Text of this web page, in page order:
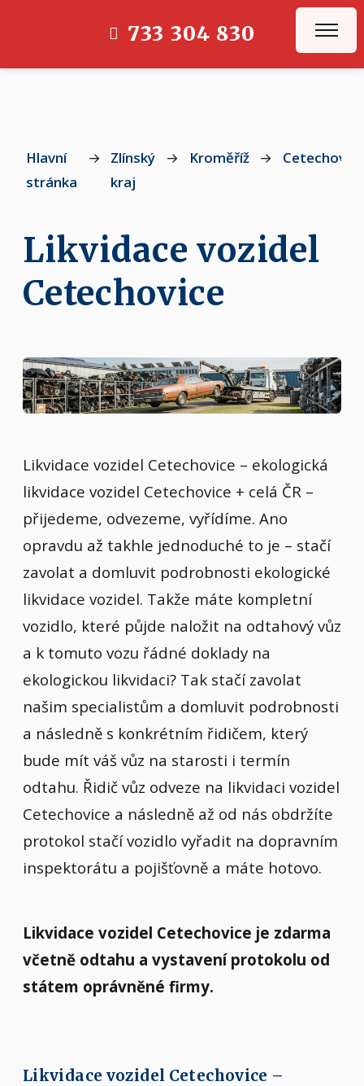
733 304 830
Hlavní
stránka
→
Zlínský
kraj
→ Kroměříž → Cetechovice
Likvidace vozidel
Cetechovice
Likvidace vozidel Cetechovice – ekologická
likvidace vozidel Cetechovice + celá ČR –
přijedeme, odvezeme, vyřídíme. Ano
opravdu až takhle jednoduché to je – stačí
zavolat a domluvit podrobnosti ekologické
likvidace vozidel. Takže máte kompletní
vozidlo, které půjde naložit na odtahový vůz
a k tomuto vozu řádné doklady na
ekologickou likvidaci? Tak stačí zavolat
našim specialistům a domluvit podrobnosti
a následně s konkrétním řidičem, který
bude mít váš vůz na starosti i termín
odtahu. Řidič vůz odveze na likvidaci vozidel
Cetechovice a následně až od nás obdržíte
protokol stačí vozidlo vyřadit na dopravním
inspektorátu a pojišťovně a máte hotovo.
Likvidace vozidel Cetechovice je zdarma
včetně odtahu a vystavení protokolu od
státem oprávněné firmy.
Likvidace vozidel Cetechovice –